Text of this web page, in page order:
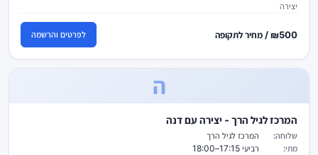
יצירה
₪500 / מחיר לתקופה לפרטים והרשמה
ה
המרכז לגיל הרך - יצירה עם דנה
שלוחה:
המרכז לגיל הרך
מתי:
רביעי 17:15–18:00